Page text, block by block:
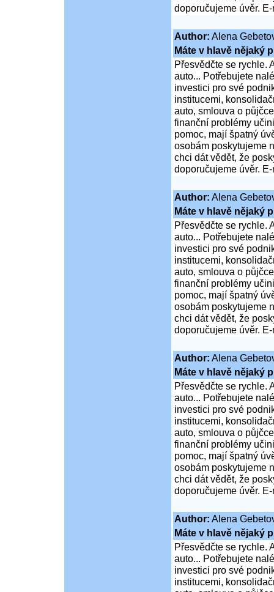
doporučujeme úvěr.
Author: Alena
Máte v hlavě nějaký
Přesvědčte se rychle.
auto... Potřebujete
investici pro své
institucemi,
auto, smlouva o
finanční problémy
pomoc, mají špatný
osobám poskytujeme
chci dát vědět, že
doporučujeme úvěr.
Author: Alena
Máte v hlavě nějaký
Přesvědčte se rychle.
auto... Potřebujete
investici pro své
institucemi,
auto, smlouva o
finanční problémy
pomoc, mají špatný
osobám poskytujeme
chci dát vědět, že
doporučujeme úvěr.
Author: Alena
Máte v hlavě nějaký
Přesvědčte se rychle.
auto... Potřebujete
investici pro své
institucemi,
auto, smlouva o
finanční problémy
pomoc, mají špatný
osobám poskytujeme
chci dát vědět, že
doporučujeme úvěr.
Author: Alena
Máte v hlavě nějaký
Přesvědčte se rychle.
auto... Potřebujete
investici pro své
institucemi,